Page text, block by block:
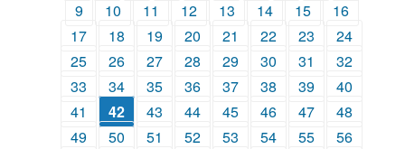
9
10 11 12 13 14 15
16
17
18 19 20 21 22 23
24
25
26 27 28 29 30 31
32
33
34 35 36 37 38 39
40
41
42 43 44 45 46 47
48
49
50 51 52 53 54 55
56